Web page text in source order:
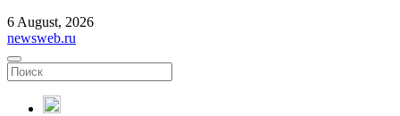
6 August, 2026
newsweb.ru